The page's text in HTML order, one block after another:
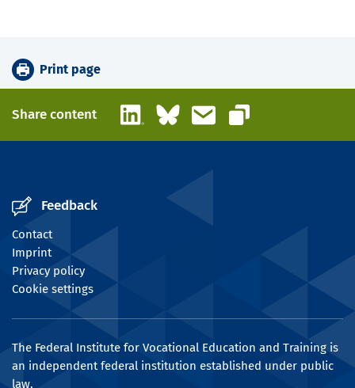
Print page
Share content LinkedInBlueskyEmail
Copy link
Feedback
Contact
Imprint
Privacy policy
Cookie settings
The Federal Institute for Vocational Education and Training is
an independent federal institution established under public
law.